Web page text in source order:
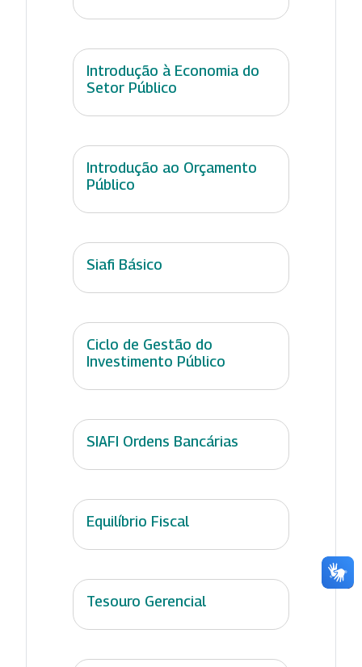
Introdução à Economia do
Setor Público
Introdução ao Orçamento
Público
Siafi Básico
Ciclo de Gestão do
Investimento Público
SIAFI Ordens Bancárias
Equilíbrio Fiscal
Tesouro Gerencial